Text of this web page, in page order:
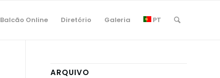
Balcão Online Diretório Galeria PT
ARQUIVO